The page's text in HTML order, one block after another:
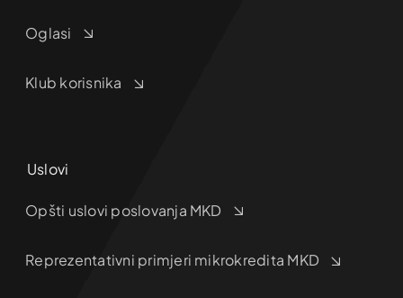
Oglasi
Klub korisnika
Uslovi
Opšti uslovi poslovanja MKD
Reprezentativni primjeri mikrokredita MKD